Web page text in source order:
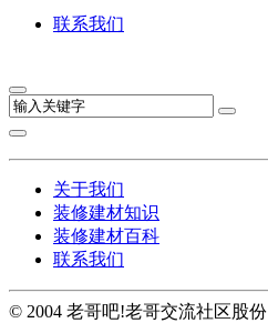
联系我们
关于我们
装修建材知识
装修建材百科
联系我们
© 2004 老哥吧!老哥交流社区股份